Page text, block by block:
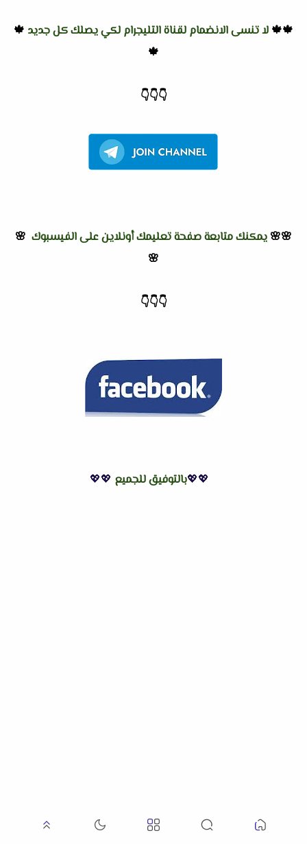
🍁🍁 لا تنسى الانضمام لقناة التليجرام لكي يصلك كل جديد 🍁
🍁
👇
👇
👇
🌸🌸 يمكنك متابعة صفحة تعليمك أونلاين على الفيسبوك 🌸
🌸
👇
👇
👇
💖💖بالتوفيق للجميع 💖💖